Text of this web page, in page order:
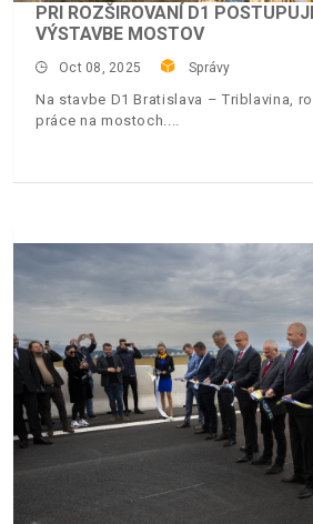
PRI ROZŠIROVANÍ D1
VÝSTAVBE MOSTOV
Oct 08, 2025 Správy
Na stavbe D1 Bratislava – Triblavina,
práce na mostoch.